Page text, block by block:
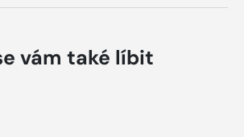
vám také líbit